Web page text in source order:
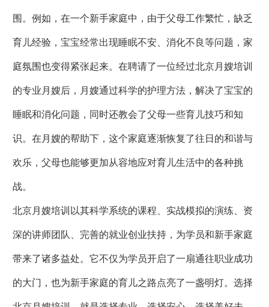
围。例如，在一个新手家庭中，由于父母工作繁忙，缺乏
育儿经验，宝宝经常出现睡眠不安、消化不良等问题，家
庭氛围也变得紧张起来。在聘请了一位经过北京月嫂培训
的专业月嫂后，月嫂通过科学的护理方法，解决了宝宝的
睡眠和消化问题，同时还教会了父母一些育儿技巧和知
识。在月嫂的帮助下，这个家庭逐渐恢复了往日的和谐与
欢乐，父母也能够更加从容地应对育儿生活中的各种挑
战。
北京月嫂培训以其科学系统的课程、实战模拟的演练、资
深的讲师团队、完善的就业创业扶持，为学员和新手家庭
带来了诸多益处。它不仅为学员开启了一扇通往职业成功
的大门，也为新手家庭的育儿之路点亮了一盏明灯。选择